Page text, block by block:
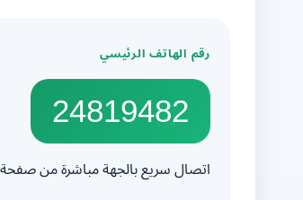
رقم الهاتف الرئيسي
24819482
اتصال سريع بالجهة مباشرة من صفحة